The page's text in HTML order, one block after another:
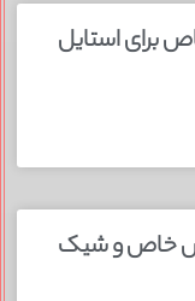
۱۵ عکس خاص برای استایل
زیبا؛ ۱۵ عکس خاص و شیک